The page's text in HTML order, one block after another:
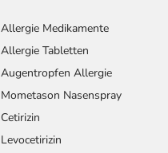
Allergie Medikamente
Allergie Tabletten
Augentropfen Allergie
Mometason Nasenspray
Cetirizin
Levocetirizin